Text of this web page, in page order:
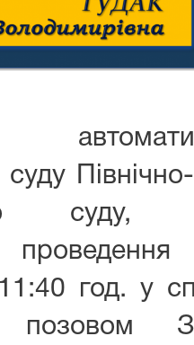
суду,
год. у